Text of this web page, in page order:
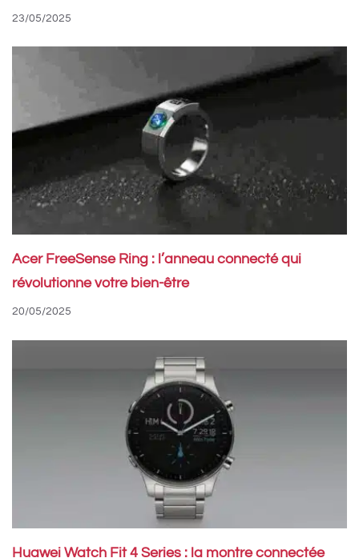
23/05/2025
Acer FreeSense Ring : l’anneau connecté qui
révolutionne votre bien-être
20/05/2025
Huawei Watch Fit 4 Series : la montre connectée